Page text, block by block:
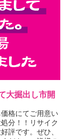
大掘出し市開
格にてご用意い
分！！リサイク
評です。ぜひ、